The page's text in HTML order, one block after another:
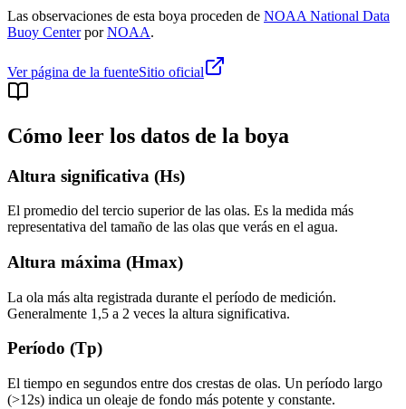
Las observaciones de esta boya proceden de NOAA National Data
Buoy Center por NOAA.
Ver página de la fuenteSitio oficial
Cómo leer los datos de la boya
Altura significativa (Hs)
El promedio del tercio superior de las olas. Es la medida más
representativa del tamaño de las olas que verás en el agua.
Altura máxima (Hmax)
La ola más alta registrada durante el período de medición.
Generalmente 1,5 a 2 veces la altura significativa.
Período (Tp)
El tiempo en segundos entre dos crestas de olas. Un período largo
(>12s) indica un oleaje de fondo más potente y constante.